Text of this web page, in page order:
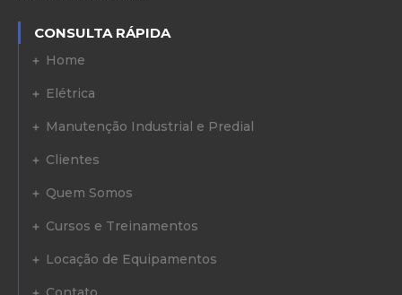
CONSULTA RÁPIDA
Home
Elétrica
Manutenção Industrial e Predial
Clientes
Quem Somos
Cursos e Treinamentos
Locação de Equipamentos